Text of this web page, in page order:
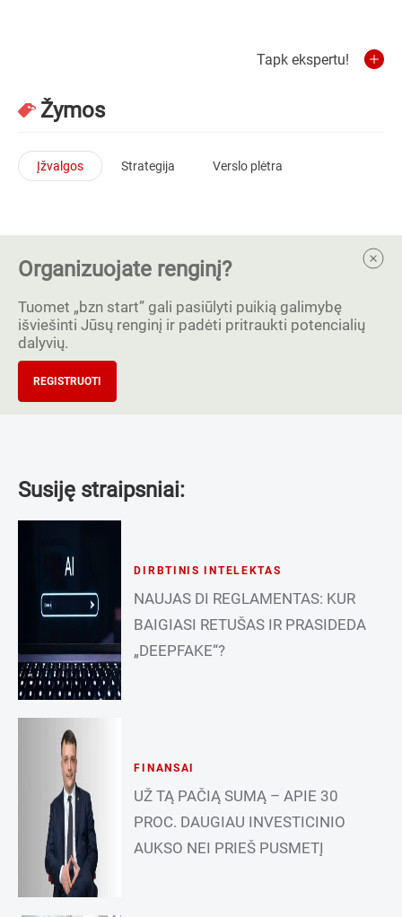
Tapk ekspertu!
Žymos
Įžvalgos Strategija Verslo plėtra
Organizuojate renginį?
Tuomet „bzn start” gali pasiūlyti puikią galimybę
išviešinti Jūsų renginį ir padėti pritraukti potencialių
dalyvių.
REGISTRUOTI
Susiję straipsniai:
DIRBTINIS INTELEKTAS
NAUJAS DI REGLAMENTAS: KUR
BAIGIASI RETUŠAS IR PRASIDEDA
„DEEPFAKE“?
FINANSAI
UŽ TĄ PAČIĄ SUMĄ – APIE 30
PROC. DAUGIAU INVESTICINIO
AUKSO NEI PRIEŠ PUSMETĮ